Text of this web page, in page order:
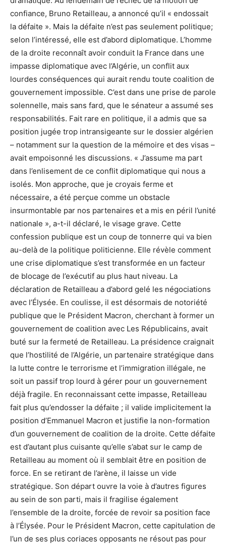
confiance, Bruno Retailleau, a annoncé qu’il « endossait
la défaite ». Mais la défaite n’est pas seulement politique;
selon l’intéressé, elle est d’abord diplomatique. L’homme
de la droite reconnaît avoir conduit la France dans une
impasse diplomatique avec l’Algérie, un conflit aux
lourdes conséquences qui aurait rendu toute coalition de
gouvernement impossible. C’est dans une prise de parole
solennelle, mais sans fard, que le sénateur a assumé ses
responsabilités. Fait rare en politique, il a admis que sa
position jugée trop intransigeante sur le dossier algérien
– notamment sur la question de la mémoire et des visas –
avait empoisonné les discussions. « J’assume ma part
dans l’enlisement de ce conflit diplomatique qui nous a
isolés. Mon approche, que je croyais ferme et
nécessaire, a été perçue comme un obstacle
insurmontable par nos partenaires et a mis en péril l’unité
nationale », a-t-il déclaré, le visage grave. Cette
confession publique est un coup de tonnerre qui va bien
au-delà de la politique politicienne. Elle révèle comment
une crise diplomatique s’est transformée en un facteur
de blocage de l’exécutif au plus haut niveau. La
déclaration de Retailleau a d’abord gelé les négociations
avec l’Élysée. En coulisse, il est désormais de notoriété
publique que le Président Macron, cherchant à former un
gouvernement de coalition avec Les Républicains, avait
buté sur la fermeté de Retailleau. La présidence craignait
que l’hostilité de l’Algérie, un partenaire stratégique dans
la lutte contre le terrorisme et l’immigration illégale, ne
soit un passif trop lourd à gérer pour un gouvernement
déjà fragile. En reconnaissant cette impasse, Retailleau
fait plus qu’endosser la défaite ; il valide implicitement la
position d’Emmanuel Macron et justifie la non-formation
d’un gouvernement de coalition de la droite. Cette défaite
est d’autant plus cuisante qu’elle s’abat sur le camp de
Retailleau au moment où il semblait être en position de
force. En se retirant de l’arène, il laisse un vide
stratégique. Son départ ouvre la voie à d’autres figures
au sein de son parti, mais il fragilise également
l’ensemble de la droite, forcée de revoir sa position face
à l’Élysée. Pour le Président Macron, cette capitulation de
l’un de ses plus coriaces opposants ne résout pas pour